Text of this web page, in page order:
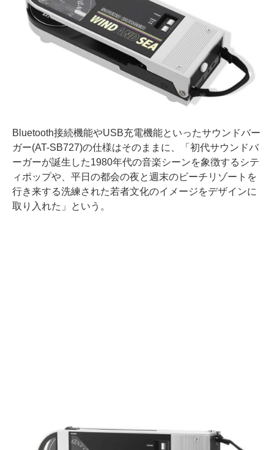
Bluetooth接続機能やUSB充電機能といったサウンドバー
ガー(AT-SB727)の仕様はそのままに、「初代サウンドバ
ーガーが誕生した1980年代の音楽シーンを象徴するシテ
ィポップや、平日の都会の夜と週末のビーチリゾートを
行き来する洗練された若者文化のイメージをデザインに
取り入れた」という。